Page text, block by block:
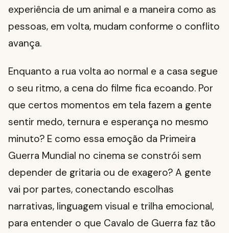
experiência de um animal e a maneira como as
pessoas, em volta, mudam conforme o conflito
avança.
Enquanto a rua volta ao normal e a casa segue
o seu ritmo, a cena do filme fica ecoando. Por
que certos momentos em tela fazem a gente
sentir medo, ternura e esperança no mesmo
minuto? E como essa emoção da Primeira
Guerra Mundial no cinema se constrói sem
depender de gritaria ou de exagero? A gente
vai por partes, conectando escolhas
narrativas, linguagem visual e trilha emocional,
para entender o que Cavalo de Guerra faz tão